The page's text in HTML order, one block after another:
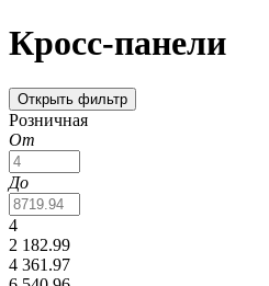
Кросс-панели
Открыть фильтр
Розничная
От
До
4
2 182.99
4 361.97